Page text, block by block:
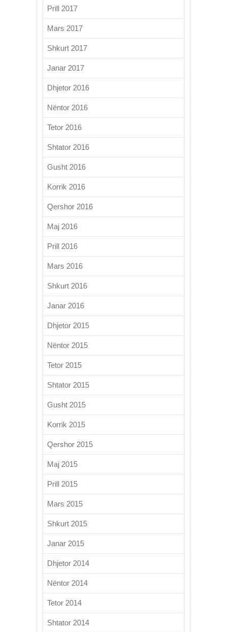
Prill 2017
Mars 2017
Shkurt 2017
Janar 2017
Dhjetor 2016
Nëntor 2016
Tetor 2016
Shtator 2016
Gusht 2016
Korrik 2016
Qershor 2016
Maj 2016
Prill 2016
Mars 2016
Shkurt 2016
Janar 2016
Dhjetor 2015
Nëntor 2015
Tetor 2015
Shtator 2015
Gusht 2015
Korrik 2015
Qershor 2015
Maj 2015
Prill 2015
Mars 2015
Shkurt 2015
Janar 2015
Dhjetor 2014
Nëntor 2014
Tetor 2014
Shtator 2014